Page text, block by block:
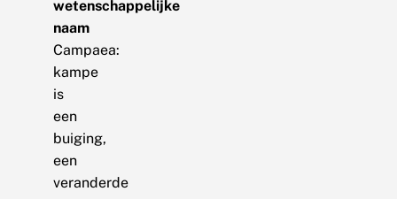
wetenschappelijke
naam
Campaea:
kampe
is
een
buiging,
een
veranderde